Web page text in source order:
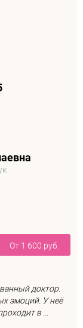
От 1 600 руб.
доктор.
эмоций. У неё
в ...